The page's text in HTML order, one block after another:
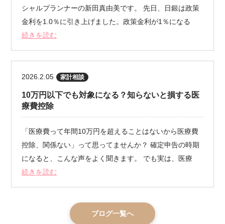
シャルプランナーの新田真由美です。 先日、日銀は政策
金利を1.0％に引き上げました。政策金利が1％になる
続きを読む
2026.2.05 家計相談
10万円以下でも対象になる？知らないと損する医
療費控除
「医療費って年間10万円を超えることはないから医療費
控除、関係ない」って思ってませんか？ 確定申告の時期
になると、こんな声をよく聞きます。 でも実は、医療
続きを読む
ブログ一覧へ